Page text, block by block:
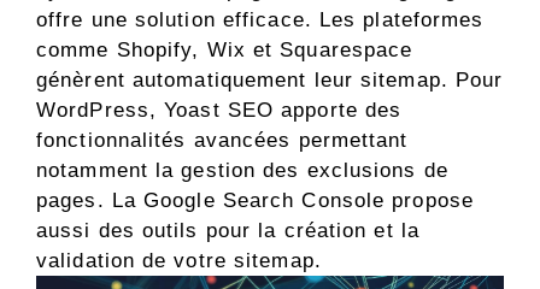
offre une solution efficace. Les plateformes
comme Shopify, Wix et Squarespace
génèrent automatiquement leur sitemap. Pour
WordPress, Yoast SEO apporte des
fonctionnalités avancées permettant
notamment la gestion des exclusions de
pages. La Google Search Console propose
aussi des outils pour la création et la
validation de votre sitemap.